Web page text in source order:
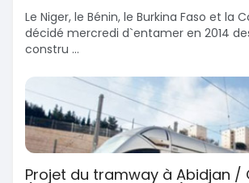
Le Niger, le Bénin, le Burkina Faso et la
décidé mercredi d`entamer en 2014
constru ...
Projet du tramway à Abidjan /